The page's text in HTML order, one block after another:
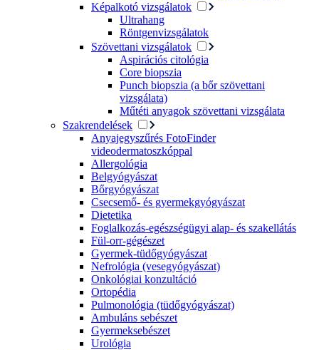
Képalkotó vizsgálatok
Ultrahang
Röntgenvizsgálatok
Szövettani vizsgálatok
Aspirációs citológia
Core biopszia
Punch biopszia (a bőr szövettani
vizsgálata)
Műtéti anyagok szövettani vizsgálata
Szakrendelések
Anyajegyszűrés FotoFinder
videodermatoszkóppal
Allergológia
Belgyógyászat
Bőrgyógyászat
Csecsemő- és gyermekgyógyászat
Dietetika
Foglalkozás-egészségügyi alap- és szakellátás
Fül-orr-gégészet
Gyermek-tüdőgyógyászat
Nefrológia (vesegyógyászat)
Onkológiai konzultáció
Ortopédia
Pulmonológia (tüdőgyógyászat)
Ambuláns sebészet
Gyermeksebészet
Urológia